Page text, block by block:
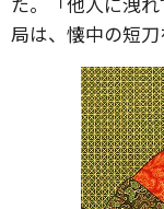
局は、懐中の短刀